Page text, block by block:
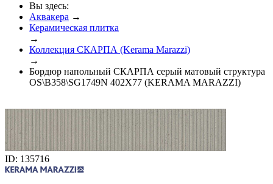
Вы здесь:
Аквакера →
Керамическая плитка
→
Коллекция СКАРПА (Kerama Marazzi)
→
Бордюр напольный СКАРПА серый матовый структура
OS\B358\SG1749N 402Х77 (KERAMA MARAZZI)
ID: 135716